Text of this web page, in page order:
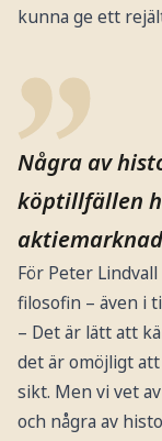
kunna ge ett
Några av
köptillfällen
För Peter
filosofin – även i
– Det är lätt att
det är omöjligt
sikt. Men vi vet
och några av